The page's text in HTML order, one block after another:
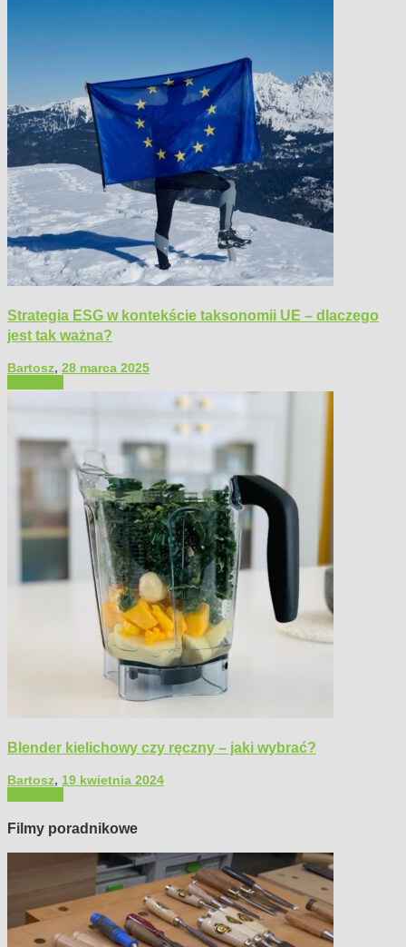
Strategia ESG w kontekście taksonomii UE – dlaczego
jest tak ważna?
Bartosz, 28 marca 2025
Blender kielichowy czy ręczny – jaki wybrać?
Bartosz, 19 kwietnia 2024
Filmy poradnikowe